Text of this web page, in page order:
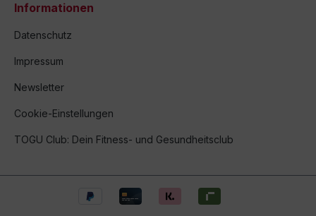
Informationen
Datenschutz
Impressum
Newsletter
Cookie-Einstellungen
TOGU Club: Dein Fitness- und Gesundheitsclub